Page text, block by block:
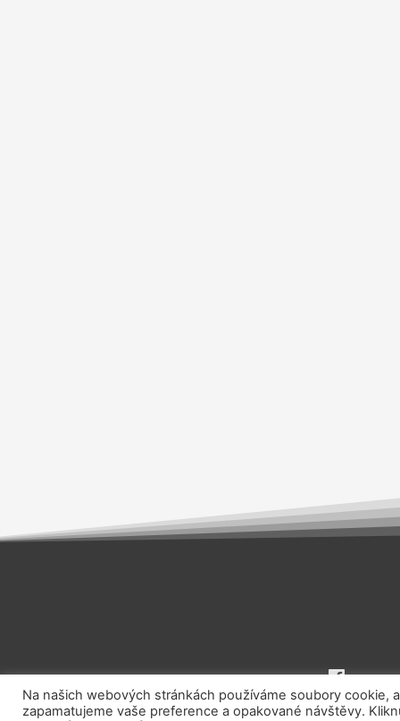
Na našich webových stránkách používáme soubory
zapamatujeme vaše preference a opakované návštěvy.